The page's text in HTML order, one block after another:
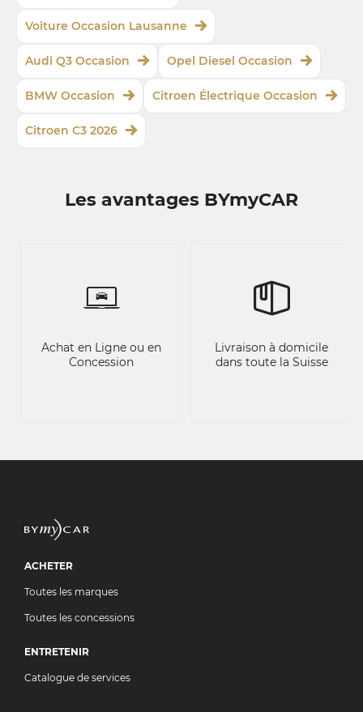
Voiture Occasion Lausanne
Audi Q3 Occasion Opel Diesel Occasion
BMW Occasion Citroen Électrique Occasion
Citroen C3 2026
Les avantages BYmyCAR
Achat en Ligne ou en
Concession
Livraison à domicile
dans toute la Suisse
ACHETER
Toutes les marques
Toutes les concessions
ENTRETENIR
Catalogue de services